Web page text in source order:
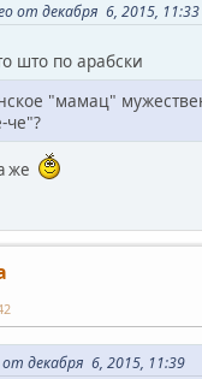
от декабря 6, 2015, 11:33
што по арабски
"мамац"
че"?
же
декабря 6, 2015, 11:39